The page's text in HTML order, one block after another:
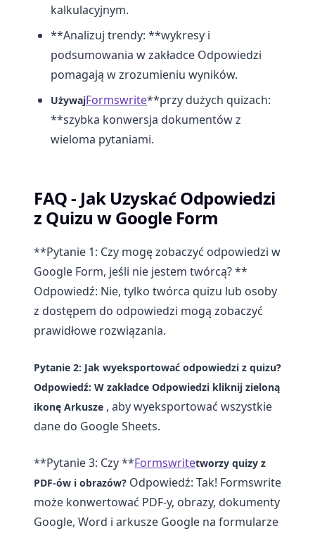
kalkulacyjnym.
**Analizuj trendy: **wykresy i
podsumowania w zakładce Odpowiedzi
pomagają w zrozumieniu wyników.
UżywajFormswrite**przy dużych quizach:
**szybka konwersja dokumentów z
wieloma pytaniami.
FAQ - Jak Uzyskać Odpowiedzi
z Quizu w Google Form
**Pytanie 1: Czy mogę zobaczyć odpowiedzi w
Google Form, jeśli nie jestem twórcą? **
Odpowiedź: Nie, tylko twórca quizu lub osoby
z dostępem do odpowiedzi mogą zobaczyć
prawidłowe rozwiązania.
Pytanie 2: Jak wyeksportować odpowiedzi z quizu?
Odpowiedź: W zakładce Odpowiedzi kliknij zieloną
ikonę Arkusze , aby wyeksportować wszystkie
dane do Google Sheets.
**Pytanie 3: Czy **Formswritetworzy quizy z
PDF-ów i obrazów? Odpowiedź: Tak! Formswrite
może konwertować PDF-y, obrazy, dokumenty
Google, Word i arkusze Google na formularze